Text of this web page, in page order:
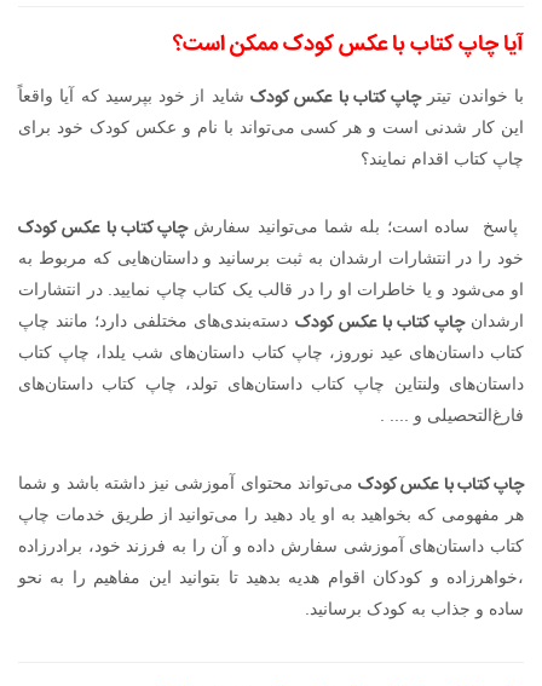
آیا چاپ کتاب با عکس کودک ممکن است؟
با خواندن تیترچاپ کتاب با عکس کودک شاید از خود بپرسید که آیا واقعاً
این کار شدنی است و هر کسی می‌تواند با نام و عکس کودک خود برای
چاپ کتاب اقدام نمایند؟
پاسخ ساده است؛ بله شما می‌توانید سفارشچاپ کتاب با عکس کودک
خود را در انتشارات ارشدان به ثبت برسانید و داستان‌هایی که مربوط به
او می‌شود و یا خاطرات او را در قالب یک کتاب چاپ نمایید. در انتشارات
ارشدانچاپ کتاب با عکس کودک دسته‌بندی‌های مختلفی دارد؛ مانند چاپ
کتاب داستان‌های عید نوروز، چاپ کتاب داستان‌های شب یلدا، چاپ کتاب
داستان‌های ولنتاین چاپ کتاب داستان‌های تولد، چاپ کتاب داستان‌های
فارغ‌التحصیلی و .... .
چاپ کتاب با عکس کودک می‌تواند محتوای آموزشی نیز داشته باشد و شما
هر مفهومی که بخواهید به او یاد دهید را می‌توانید از طریق خدمات چاپ
کتاب داستان‌های آموزشی سفارش داده و آن را به فرزند خود، برادرزاده
،خواهرزاده و کودکان اقوام هدیه بدهید تا بتوانید این مفاهیم را به نحو
ساده و جذاب به کودک برسانید.